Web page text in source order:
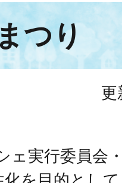
つり
更
ェ実行委員会